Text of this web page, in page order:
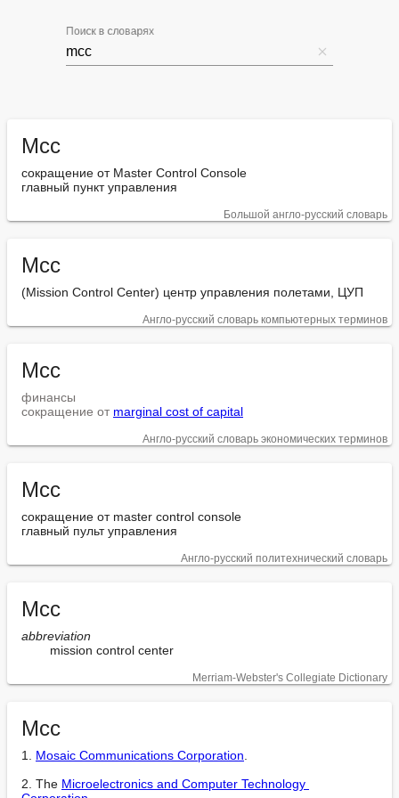
Поиск в словарях
Mcc
сокращение от Master Control Console
главный пункт управления
Большой англо-русский словарь
Mcc
(Mission Control Center) центр управления полетами, ЦУП
Англо-русский словарь компьютерных терминов
Mcc
финансы
сокращение от marginal cost of capital
Англо-русский словарь экономических терминов
Mcc
сокращение от master control console
главный пульт управления
Англо-русский политехнический словарь
Mcc
abbreviation
        mission control center
Merriam-Webster's Collegiate Dictionary
Mcc
1. Mosaic Communications Corporation
2. The Microelectronics and Computer Technology